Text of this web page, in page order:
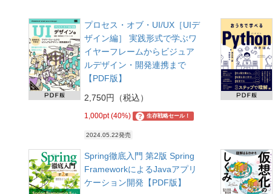
プロセス・オブ・UI/UX［UIデ
ザイン編］ 実践形式で学ぶワ
イヤーフレームからビジュア
ルデザイン・開発連携まで
【PDF版】
2,750円（税込）
1,000pt (40%) ? 生存戦略セール！
2024.05.22発売
Spring徹底入門 第2版 Spring
FrameworkによるJavaアプリ
ケーション開発【PDF版】